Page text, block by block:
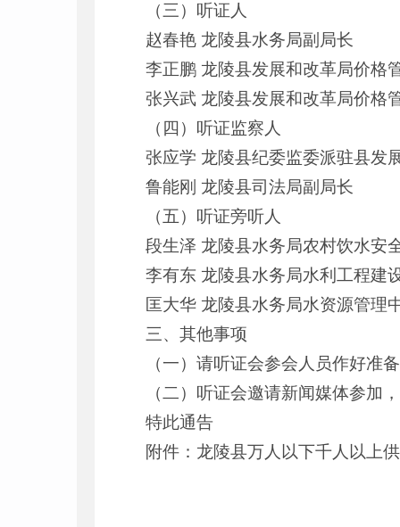
（三）听证人
赵春艳 龙陵县水务局副局长
李正鹏 龙陵县发展和改革局价格
张兴武 龙陵县发展和改革局价格
（四）听证监察人
张应学 龙陵县纪委监委派驻县发
鲁能刚 龙陵县司法局副局长
（五）听证旁听人
段生泽 龙陵县水务局农村饮水安
李有东 龙陵县水务局水利工程建
匡大华 龙陵县水务局水资源管理
三、其他事项
（一）请听证会参会人员作好准
（二）听证会邀请新闻媒体参加
特此通告
附件：龙陵县万人以下千人以上